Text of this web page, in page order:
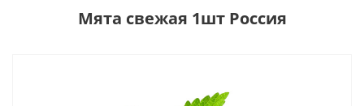
Мята свежая 1шт Россия